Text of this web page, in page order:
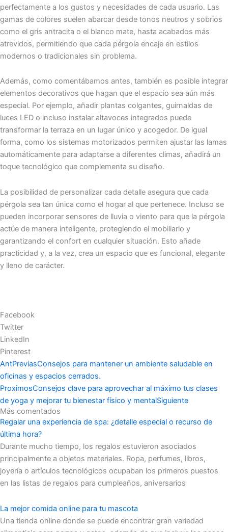
perfectamente a los gustos y necesidades de cada usuario. Las
gamas de colores suelen abarcar desde tonos neutros y sobrios
como el gris antracita o el blanco mate, hasta acabados más
atrevidos, permitiendo que cada pérgola encaje en estilos
modernos o tradicionales sin problema.
Además, como comentábamos antes, también es posible integrar
elementos decorativos que hagan que el espacio sea aún más
especial. Por ejemplo, añadir plantas colgantes, guirnaldas de
luces LED o incluso instalar altavoces integrados puede
transformar la terraza en un lugar único y acogedor. De igual
forma, como los sistemas motorizados permiten ajustar las lamas
automáticamente para adaptarse a diferentes climas, añadirá un
toque tecnológico que complementa su diseño.
La posibilidad de personalizar cada detalle asegura que cada
pérgola sea tan única como el hogar al que pertenece. Incluso se
pueden incorporar sensores de lluvia o viento para que la pérgola
actúe de manera inteligente, protegiendo el mobiliario y
garantizando el confort en cualquier situación. Esto añade
practicidad y, a la vez, crea un espacio que es funcional, elegante
y lleno de carácter.
Facebook
Twitter
LinkedIn
Pinterest
AntPreviasConsejos para mantener un ambiente saludable en
oficinas y espacios cerrados.
ProximosConsejos clave para aprovechar al máximo tus clases
de yoga y mejorar tu bienestar físico y mentalSiguiente
Más comentados
Regalar una experiencia de spa: ¿detalle especial o recurso de
última hora?
Durante mucho tiempo, los regalos estuvieron asociados
principalmente a objetos materiales. Ropa, perfumes, libros,
joyería o artículos tecnológicos ocupaban los primeros puestos
en las listas de regalos para cumpleaños, aniversarios
La mejor comida online para tu mascota
Una tienda online donde se puede encontrar gran variedad